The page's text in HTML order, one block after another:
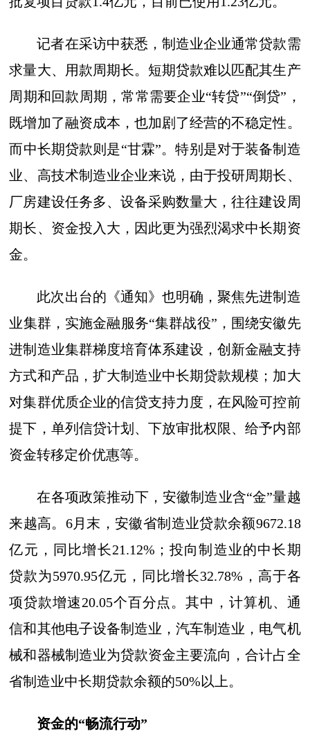
记者在采访中获悉，制造业企业通常贷款需
求量大、用款周期长。短期贷款难以匹配其生产
周期和回款周期，常常需要企业“转贷”“倒贷”，
既增加了融资成本，也加剧了经营的不稳定性。
而中长期贷款则是“甘霖”。特别是对于装备制造
业、高技术制造业企业来说，由于投研周期长、
厂房建设任务多、设备采购数量大，往往建设周
期长、资金投入大，因此更为强烈渴求中长期资
金。
此次出台的《通知》也明确，聚焦先进制造
业集群，实施金融服务“集群战役”，围绕安徽先
进制造业集群梯度培育体系建设，创新金融支持
方式和产品，扩大制造业中长期贷款规模；加大
对集群优质企业的信贷支持力度，在风险可控前
提下，单列信贷计划、下放审批权限、给予内部
资金转移定价优惠等。
在各项政策推动下，安徽制造业含“金”量越
来越高。6月末，安徽省制造业贷款余额9672.18
亿元，同比增长21.12%；投向制造业的中长期
贷款为5970.95亿元，同比增长32.78%，高于各
项贷款增速20.05个百分点。其中，计算机、通
信和其他电子设备制造业，汽车制造业，电气机
械和器械制造业为贷款资金主要流向，合计占全
省制造业中长期贷款余额的50%以上。
资金的“畅流行动”